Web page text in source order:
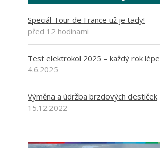
Speciál Tour de France už je tady!
před 12 hodinami
Test elektrokol 2025 – každý rok lépe
4.6.2025
Výměna a údržba brzdových destiček
15.12.2022